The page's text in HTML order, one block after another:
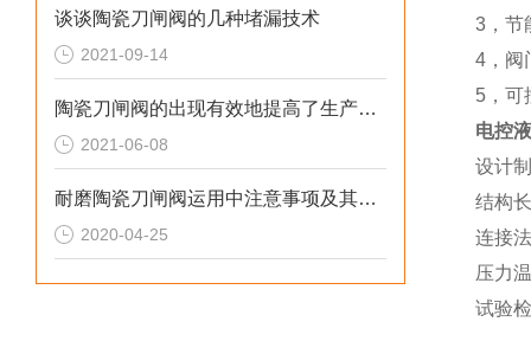
谈谈陶瓷刀闸阀的几种堵漏技术
2021-09-14
陶瓷刀闸阀的出现有效地提高了生产效率
2021-06-08
耐磨陶瓷刀闸阀运用中注意事项及其特点
2020-04-25
3，节
4，阀
5，可
电控
设计
结构
连接
压力
试验